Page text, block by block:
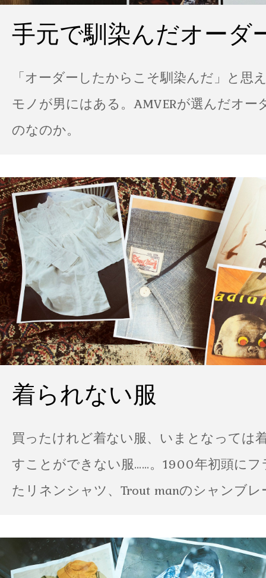
手元で馴染んだオーダ
「オーダーしたからこそ馴染んだ」と思
モノが男にはある。AMVERが選んだオー
のなのか。
着られない服
買ったけれど着ない服、いまとなっては
すことができない服……。1900年初頭に
たリネンシャツ、Trout manのシャンブ